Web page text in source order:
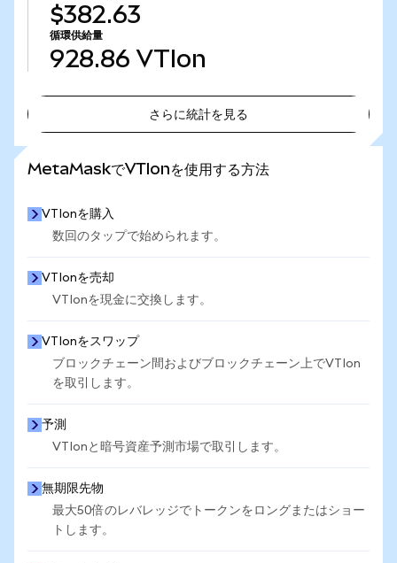
$382.63
循環供給量
928.86 VTIon
さらに統計を見る
MetaMaskでVTIonを使用する方法
VTIonを購入
数回のタップで始められます。
VTIonを売却
VTIonを現金に交換します。
VTIonをスワップ
ブロックチェーン間およびブロックチェーン上でVTIon
を取引します。
予測
VTIonと暗号資産予測市場で取引します。
無期限先物
最大50倍のレバレッジでトークンをロングまたはショー
トします。